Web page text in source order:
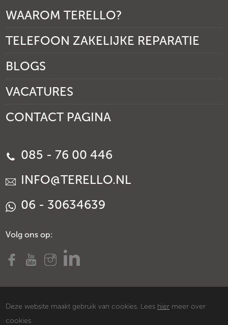
WAAROM TERELLO?
TELEFOON ZAKELIJKE REPARATIE
BLOGS
VACATURES
CONTACT PAGINA
085 - 76 00 446
INFO@TERELLO.NL
06 - 30634639
Volg ons op:
Deze website maakt gebruik van cookies. Lees hier meer over
cookies.